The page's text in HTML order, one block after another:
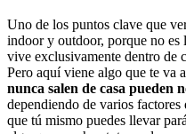
Uno de los puntos clave que
indoor y outdoor, porque no es
vive exclusivamente dentro de
Pero aquí viene algo que te va
nunca salen de casa pueden
dependiendo de varios factores
que tú mismo puedes llevar